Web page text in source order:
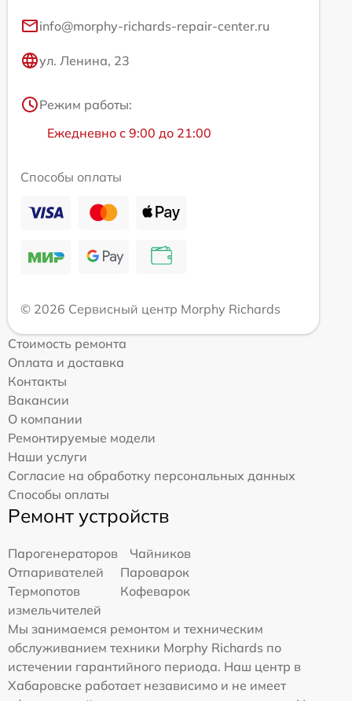
info@morphy-richards-repair-center.ru
ул. Ленина, 23
Режим работы:
Ежедневно с 9:00 до 21:00
Способы оплаты
© 2026 Сервисный центр Morphy Richards
Стоимость ремонта
Оплата и доставка
Контакты
Вакансии
О компании
Ремонтируемые модели
Наши услуги
Согласие на обработку персональных данных
Способы оплаты
Ремонт устройств
Парогенераторов
Чайников
Отпаривателей
Пароварок
Термопотов
Кофеварок
измельчителей
Мы занимаемся ремонтом и техническим
обслуживанием техники Morphy Richards по
истечении гарантийного периода. Наш центр в
Хабаровске работает независимо и не имеет